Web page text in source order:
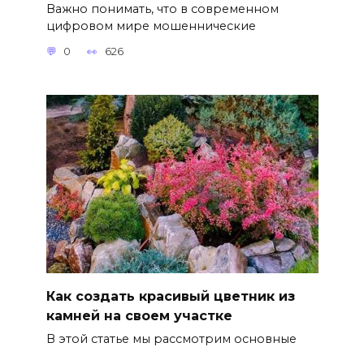
Важно понимать, что в современном
цифровом мире мошеннические
0 626
Как создать красивый цветник из
камней на своем участке
В этой статье мы рассмотрим основные